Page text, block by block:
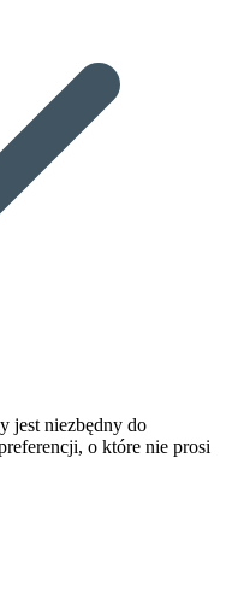
jest niezbędny do
o które nie prosi